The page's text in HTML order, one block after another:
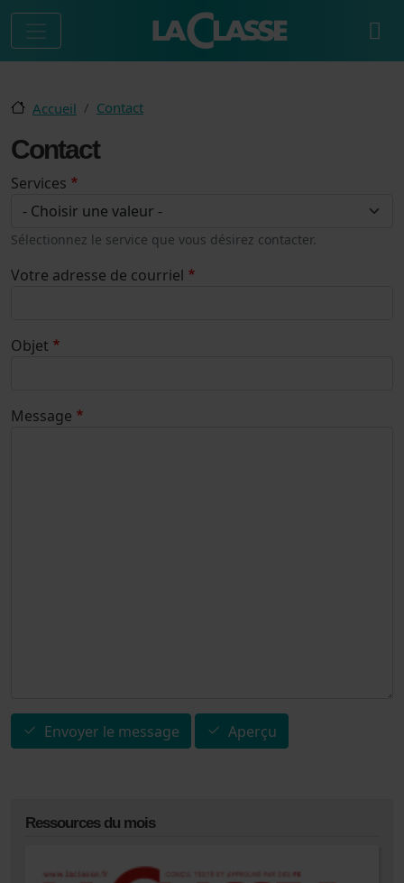
Aller au contenu principal
Accueil Contact
Contact
Services
Sélectionnez le service que vous désirez contacter.
Votre adresse de courriel
Objet
Message
Envoyer le message Aperçu
Ressources du mois